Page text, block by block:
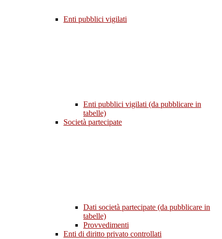
Enti pubblici vigilati
Enti pubblici vigilati (da pubblicare in
tabelle)
Società partecipate
Dati società partecipate (da pubblicare in
tabelle)
Provvedimenti
Enti di diritto privato controllati